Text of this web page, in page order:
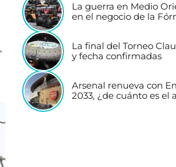
,
La guerra en Medio
en el negocio de la
La final del Torneo
y fecha confirmadas
Arsenal renueva con
2033, ¿de cuánto es el